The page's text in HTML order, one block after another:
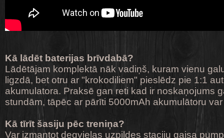
Kā lādēt baterijas brīvdabā?
Lādētājam komplektā nāk vadiņš, kuram vienu
ligzdā, bet otru ar "krokodiliem" pieslēdz pie 1:1
akumulatora. Praksē gan reti kad ir noskaņojums
stundām, tāpēc ar pārīti 5000mAh akumulātoru
Kā tīrīt šasiju pēc treniņa?
Var izmantot degvielas uzpildes staciju gaisa